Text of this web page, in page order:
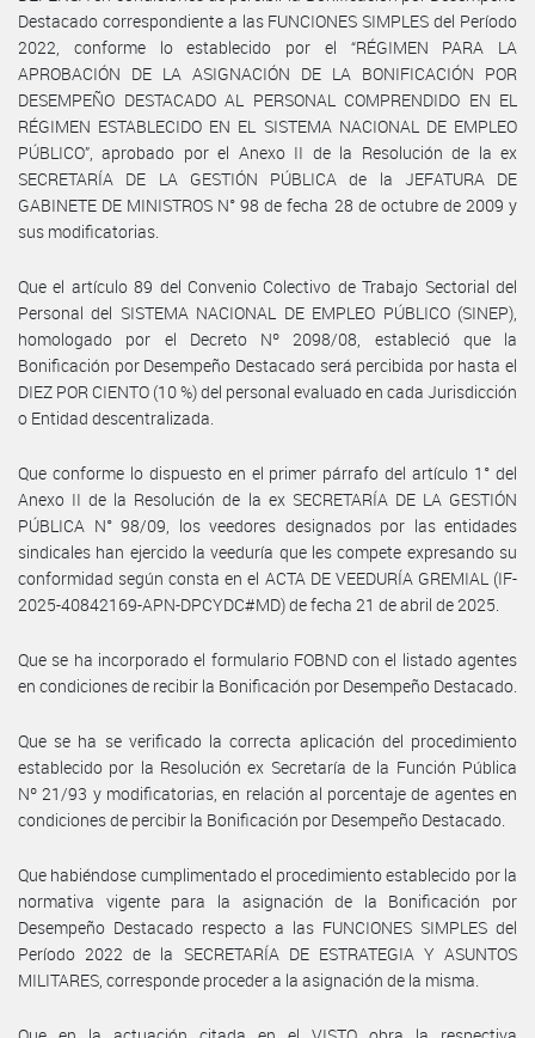
Destacado correspondiente a las FUNCIONES SIMPLES del Período
2022, conforme lo establecido por el “RÉGIMEN PARA LA
APROBACIÓN DE LA ASIGNACIÓN DE LA BONIFICACIÓN POR
DESEMPEÑO DESTACADO AL PERSONAL COMPRENDIDO EN EL
RÉGIMEN ESTABLECIDO EN EL SISTEMA NACIONAL DE EMPLEO
PÚBLICO”, aprobado por el Anexo II de la Resolución de la ex
SECRETARÍA DE LA GESTIÓN PÚBLICA de la JEFATURA DE
GABINETE DE MINISTROS N° 98 de fecha 28 de octubre de 2009 y
sus modificatorias.
Que el artículo 89 del Convenio Colectivo de Trabajo Sectorial del
Personal del SISTEMA NACIONAL DE EMPLEO PÚBLICO (SINEP),
homologado por el Decreto Nº 2098/08, estableció que la
Bonificación por Desempeño Destacado será percibida por hasta el
DIEZ POR CIENTO (10 %) del personal evaluado en cada Jurisdicción
o Entidad descentralizada.
Que conforme lo dispuesto en el primer párrafo del artículo 1° del
Anexo II de la Resolución de la ex SECRETARÍA DE LA GESTIÓN
PÚBLICA N° 98/09, los veedores designados por las entidades
sindicales han ejercido la veeduría que les compete expresando su
conformidad según consta en el ACTA DE VEEDURÍA GREMIAL (IF-
2025-40842169-APN-DPCYDC#MD) de fecha 21 de abril de 2025.
Que se ha incorporado el formulario FOBND con el listado agentes
en condiciones de recibir la Bonificación por Desempeño Destacado.
Que se ha se verificado la correcta aplicación del procedimiento
establecido por la Resolución ex Secretaría de la Función Pública
Nº 21/93 y modificatorias, en relación al porcentaje de agentes en
condiciones de percibir la Bonificación por Desempeño Destacado.
Que habiéndose cumplimentado el procedimiento establecido por la
normativa vigente para la asignación de la Bonificación por
Desempeño Destacado respecto a las FUNCIONES SIMPLES del
Período 2022 de la SECRETARÍA DE ESTRATEGIA Y ASUNTOS
MILITARES, corresponde proceder a la asignación de la misma.